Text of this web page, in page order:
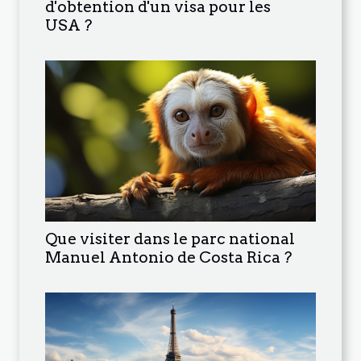
d'obtention d'un visa pour les
USA ?
Que visiter dans le parc national
Manuel Antonio de Costa Rica ?